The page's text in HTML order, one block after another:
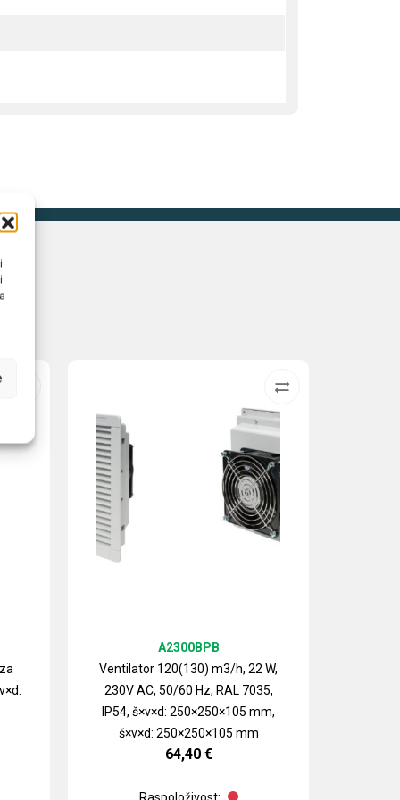
Ventilator 120(130) m3/h, 22 W,
230V AC, 50/60 Hz, RAL 7035,
IP54, š×v×d: 250×250×105 mm,
š×v×d: 250×250×105 mm
A2300BPB
64,40 €